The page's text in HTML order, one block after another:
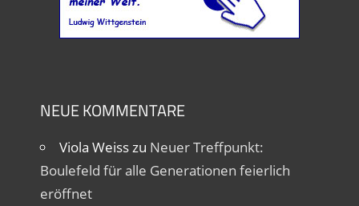
NEUE KOMMENTARE
Viola Weisszu Neuer Treffpunkt:
Boulefeld für alle Generationen feierlich
eröffnet